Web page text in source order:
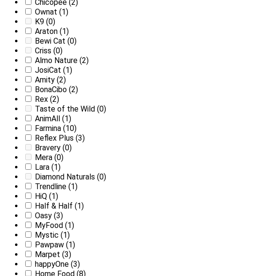
Chicopee (2)
Ownat (1)
K9 (0)
Araton (1)
Bewi Cat (0)
Criss (0)
Almo Nature (2)
JosiCat (1)
Amity (2)
BonaCibo (2)
Rex (2)
Taste of the Wild (0)
AnimAll (1)
Farmina (10)
Reflex Plus (3)
Bravery (0)
Mera (0)
Lara (1)
Diamond Naturals (0)
Trendline (1)
HiQ (1)
Half & Half (1)
Oasy (3)
MyFood (1)
Mystic (1)
Pawpaw (1)
Marpet (3)
happyOne (3)
Home Food (8)